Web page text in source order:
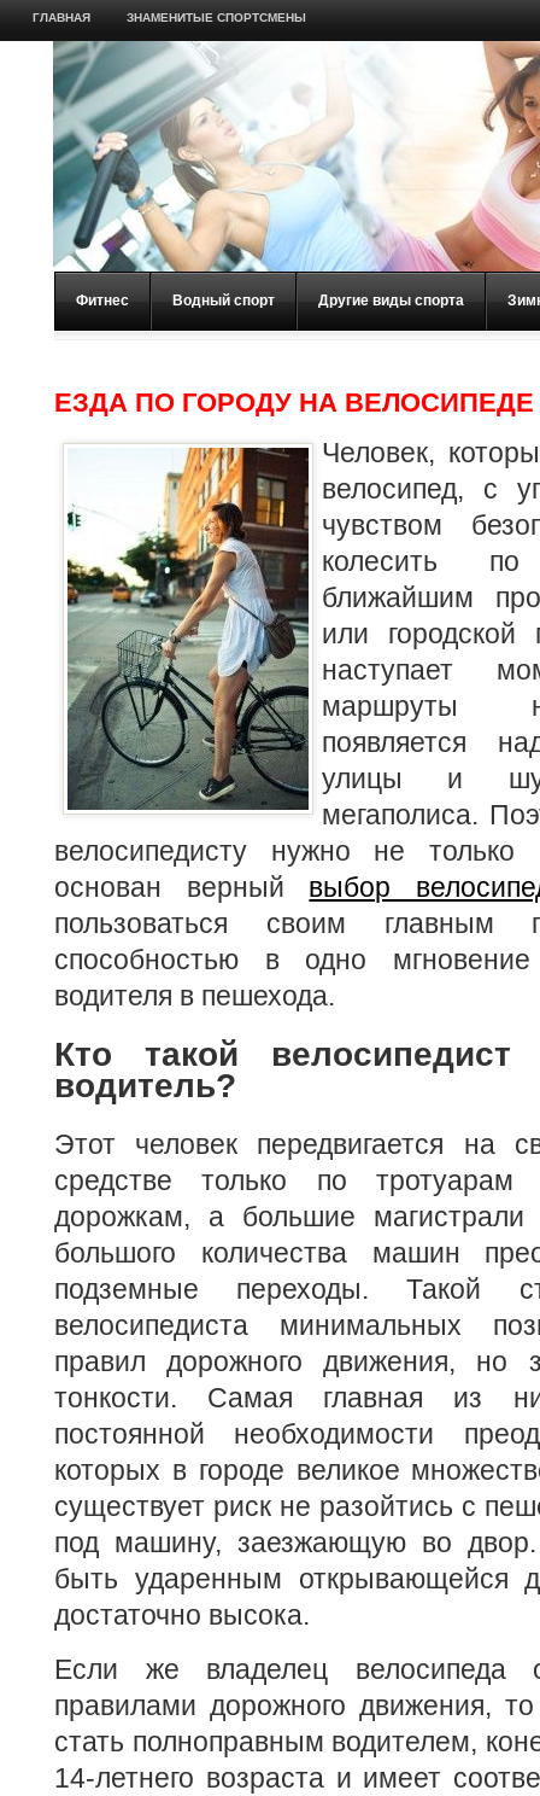
ГЛАВНАЯ ЗНАМЕНИТЫЕ СПОРТСМЕНЫ
Фитнес Водный спорт Другие виды спорта
ЕЗДА ПО ГОРОДУ НА ВЕЛОСИПЕДЕ
Человек,
велосипед, с
чувством
колесить
ближайшим
или
наступает
маршруты
появляется
улицы и
мегаполиса.
велосипедисту нужно не
основан верный выбор
пользоваться своим главным
способностью в одно
водителя в пешехода.
Кто такой
водитель?
Этот человек передвигается на
средстве только по
дорожкам, а большие
большого количества машин
подземные переходы. Такой
велосипедиста минимальных
правил дорожного движения, но
тонкости. Самая главная из
постоянной необходимости
которых в городе великое
существует риск не разойтись с
под машину, заезжающую во
быть ударенным открывающейся
достаточно высока.
Если же владелец велосипеда
правилами дорожного движения,
стать полноправным водителем,
14-летнего возраста и имеет